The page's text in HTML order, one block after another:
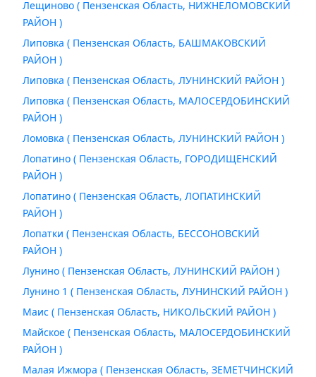
Лещиново ( Пензенская Область, НИЖНЕЛОМОВСКИЙ
РАЙОН )
Липовка ( Пензенская Область, БАШМАКОВСКИЙ
РАЙОН )
Липовка ( Пензенская Область, ЛУНИНСКИЙ РАЙОН )
Липовка ( Пензенская Область, МАЛОСЕРДОБИНСКИЙ
РАЙОН )
Ломовка ( Пензенская Область, ЛУНИНСКИЙ РАЙОН )
Лопатино ( Пензенская Область, ГОРОДИЩЕНСКИЙ
РАЙОН )
Лопатино ( Пензенская Область, ЛОПАТИНСКИЙ
РАЙОН )
Лопатки ( Пензенская Область, БЕССОНОВСКИЙ
РАЙОН )
Лунино ( Пензенская Область, ЛУНИНСКИЙ РАЙОН )
Лунино 1 ( Пензенская Область, ЛУНИНСКИЙ РАЙОН )
Маис ( Пензенская Область, НИКОЛЬСКИЙ РАЙОН )
Майское ( Пензенская Область, МАЛОСЕРДОБИНСКИЙ
РАЙОН )
Малая Ижмора ( Пензенская Область, ЗЕМЕТЧИНСКИЙ